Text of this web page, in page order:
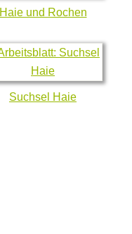
Haie und Rochen
Suchsel Haie